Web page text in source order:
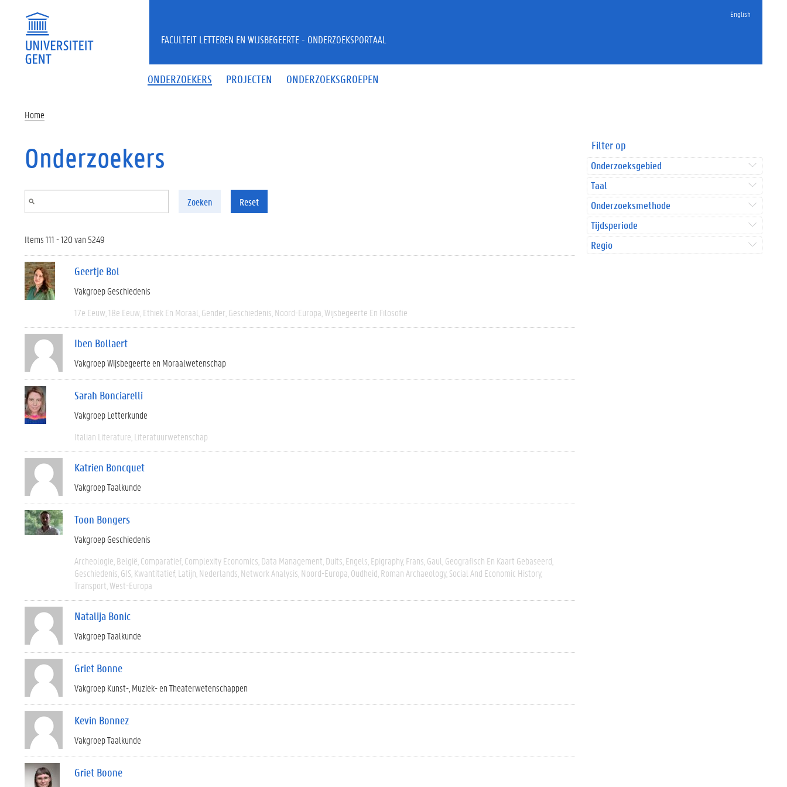
English
ONDERZOEKERS PROJECTEN ONDERZOEKSGROEPEN
FACULTEIT LETTEREN EN WIJSBEGEERTE - ONDERZOEKSPORTAAL
Home
Onderzoekers
Zoeken Reset
Items 111 - 120 van 5249
Geertje Bol
Vakgroep Geschiedenis
17e Eeuw 18e Eeuw Ethiek En Moraal Gender Geschiedenis Noord-Europa Wijsbegeerte En Filosofie
Iben Bollaert
Vakgroep Wijsbegeerte en Moraalwetenschap
Sarah Bonciarelli
Vakgroep Letterkunde
Italian Literature Literatuurwetenschap
Katrien Boncquet
Vakgroep Taalkunde
Toon Bongers
Vakgroep Geschiedenis
Archeologie België Comparatief Complexity Economics Data Management Duits Engels Epigraphy Frans Gaul Geografisch En Kaart Gebaseerd
Geschiedenis GIS Kwantitatief Latijn Nederlands Network Analysis Noord-Europa Oudheid Roman Archaeology Social And Economic History
Transport West-Europa
Natalija Bonic
Vakgroep Taalkunde
Griet Bonne
Vakgroep Kunst-, Muziek- en Theaterwetenschappen
Kevin Bonnez
Vakgroep Taalkunde
Griet Boone
Filter op
Onderzoeksgebied
Taal
Onderzoeksmethode
Tijdsperiode
Regio